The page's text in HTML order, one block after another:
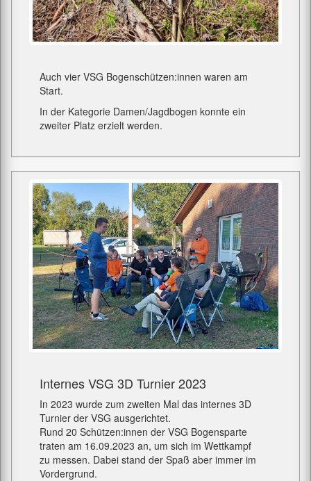
Auch vier VSG Bogenschützen:innen waren am
Start.
In der Kategorie Damen/Jagdbogen konnte ein
zweiter Platz erzielt werden.
Internes VSG 3D Turnier 2023
In 2023 wurde zum zweiten Mal das internes 3D
Turnier der VSG ausgerichtet.
Rund 20 Schützen:innen der VSG Bogensparte
traten am 16.09.2023 an, um sich im Wettkampf
zu messen. Dabei stand der Spaß aber immer im
Vordergrund.